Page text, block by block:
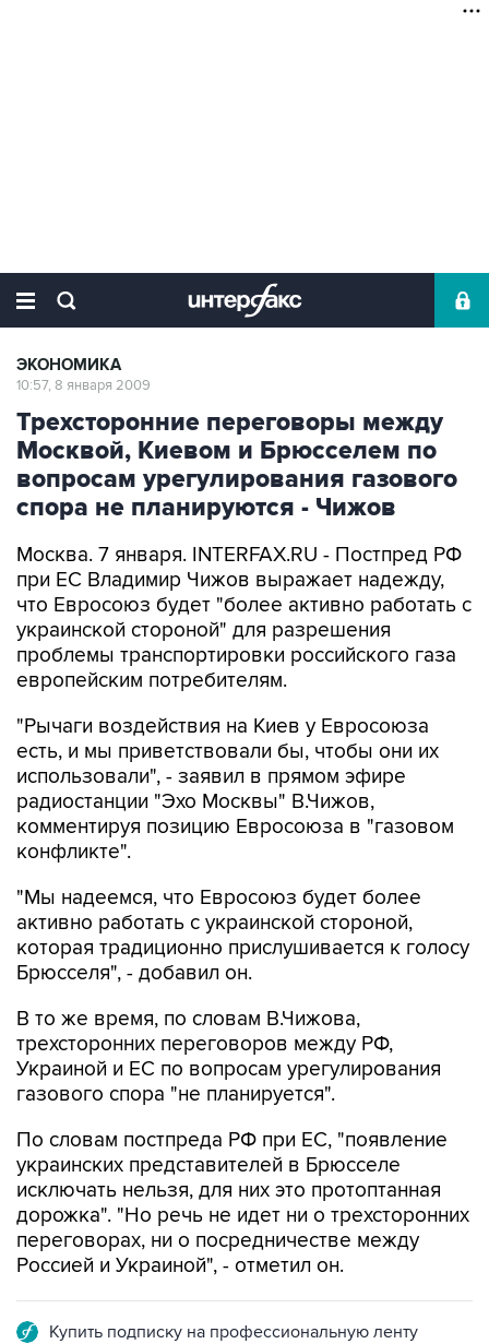
ЭКОНОМИКА
10:57, 8 января 2009
Трехсторонние переговоры между
Москвой, Киевом и Брюсселем по
вопросам урегулирования газового
спора не планируются - Чижов
Москва. 7 января. INTERFAX.RU - Постпред РФ
при ЕС Владимир Чижов выражает надежду,
что Евросоюз будет "более активно работать с
украинской стороной" для разрешения
проблемы транспортировки российского газа
европейским потребителям.
"Рычаги воздействия на Киев у Евросоюза
есть, и мы приветствовали бы, чтобы они их
использовали", - заявил в прямом эфире
радиостанции "Эхо Москвы" В.Чижов,
комментируя позицию Евросоюза в "газовом
конфликте".
"Мы надеемся, что Евросоюз будет более
активно работать с украинской стороной,
которая традиционно прислушивается к голосу
Брюсселя", - добавил он.
В то же время, по словам В.Чижова,
трехсторонних переговоров между РФ,
Украиной и ЕС по вопросам урегулирования
газового спора "не планируется".
По словам постпреда РФ при ЕС, "появление
украинских представителей в Брюсселе
исключать нельзя, для них это протоптанная
дорожка". "Но речь не идет ни о трехсторонних
переговорах, ни о посредничестве между
Россией и Украиной", - отметил он.
Купить подписку на профессиональную ленту